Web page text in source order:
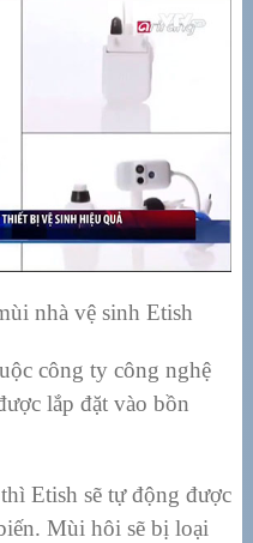
nhà vệ sinh Etish
công ty công nghệ
lắp đặt vào bồn
Etish sẽ tự động được
Mùi hôi sẽ bị loại